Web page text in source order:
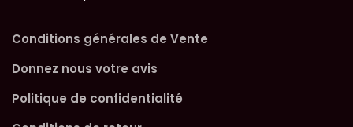
Conditions générales de Vente
Donnez nous votre avis
Politique de confidentialité